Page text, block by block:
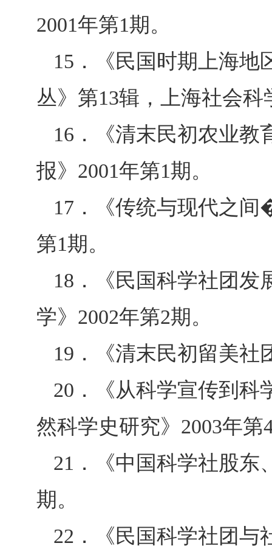
2001年第1期。
15 ．《民国时期上海
丛》第13辑，上海社会科
16 ．《清末民初农业
报》 2001年第1期。
17 ．《传统与现代之
第1期。
18 ．《民国科学社团
学》 2002年第2期。
19 ．《清末民初留美社
20 ．《从科学宣传到
然科学史研究》 2003年第
21 ．《中国科学社股
期。
22 ．《民国科学社团